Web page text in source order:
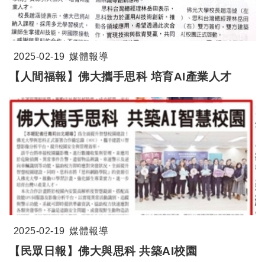
2025-02-19 媒體報導
【人間福報】佛大攜手思科 培育AI產業人才
2025-02-19 媒體報導
【民眾日報】佛大與思科 共築AI校園